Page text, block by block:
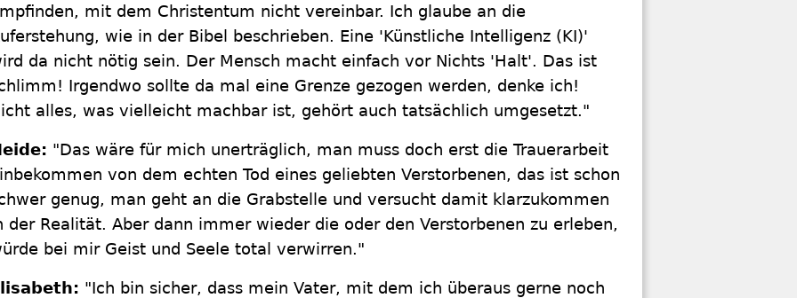
mit dem Christentum nicht vereinbar. Ich glaube an die
wie in der Bibel beschrieben. Eine 'Künstliche Intelligenz (KI)'
da nicht nötig sein. Der Mensch macht einfach vor Nichts 'Halt'. Das ist
Irgendwo sollte da mal eine Grenze gezogen werden, denke ich!
alles, was vielleicht machbar ist, gehört auch tatsächlich umgesetzt."
"Das wäre für mich unerträglich, man muss doch erst die Trauerarbeit
von dem echten Tod eines geliebten Verstorbenen, das ist schon
genug, man geht an die Grabstelle und versucht damit klarzukommen
der Realität. Aber dann immer wieder die oder den Verstorbenen zu erleben,
bei mir Geist und Seele total verwirren."
"Ich bin sicher, dass mein Vater, mit dem ich überaus gerne noch